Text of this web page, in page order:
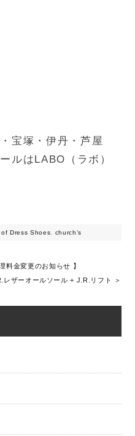
宝塚・伊丹・芦屋
ルはLABO（ラボ）
of Dress Shoes church’s
料金変更のお知らせ 】
ザーオールソール + J.R.リフト ＞